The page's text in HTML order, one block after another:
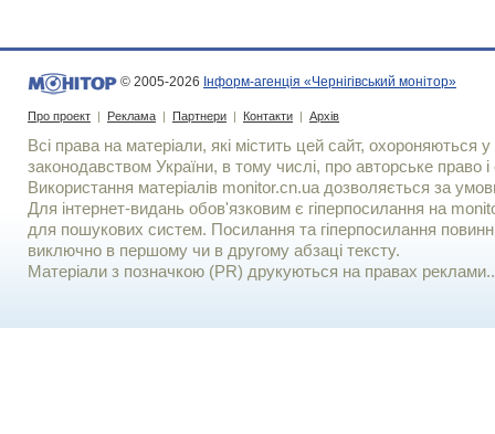
© 2005-2026 Інформ-агенція «Чернігівський монітор»
Про проект | Реклама | Партнери | Контакти | Архів
Всі права на матеріали, які містить цей сайт, охороняються у
законодавством України, в тому числі, про авторське право і
Використання матерiалiв monitor.cn.ua дозволяється за
Для iнтернет-видань обов'язковим є гiперпосилання на
для пошукових систем. Посилання та гіперпосилання
виключно в першому чи в другому абзаці тексту.
Матеріали з позначкою (PR) друкуються на правах реклами..